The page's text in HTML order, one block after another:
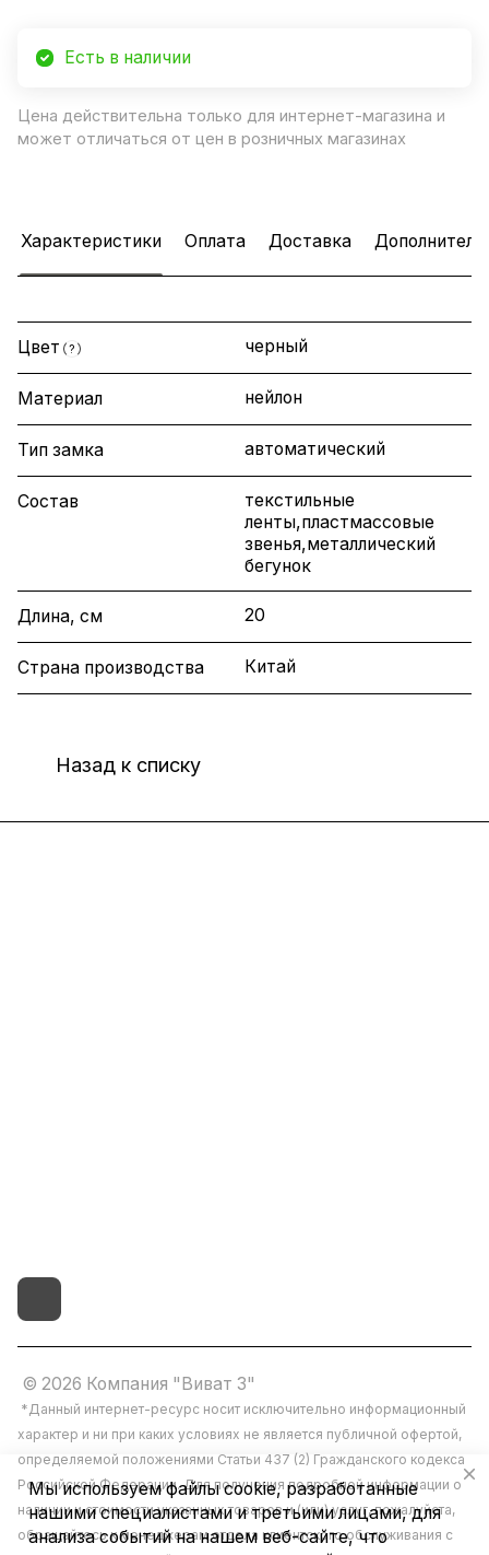
Есть в наличии
Цена действительна только для интернет-магазина и
может отличаться от цен в розничных магазинах
Характеристики Оплата Доставка
Цвет ? черный
Материал нейлон
Тип замка автоматический
Состав
текстильные
ленты,пластмассовые
звенья,металлический
бегунок
Длина, см 20
Страна производства Китай
Назад к списку
© 2026 Компания "Виват 3"
*Данный интернет-ресурс носит исключительно информационный
характер и ни при каких условиях не является публичной офертой,
определяемой положениями Статьи 437 (2) Гражданского кодекса
Российской Федерации. Для получения подробной информации о
наличии и стоимости указанных товаров и (или) услуг, пожалуйста,
обращайтесь к менеджерам отдела клиентского обслуживания с
Мы используем файлы cookie, разработанные
нашими специалистами и третьими лицами, для
анализа событий на нашем веб-сайте, что